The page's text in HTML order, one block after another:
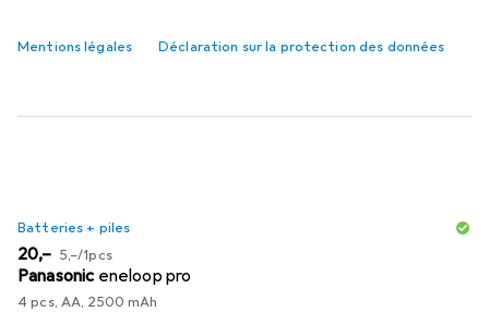
Mentions légales Déclaration sur la protection des données
Batteries + piles
EUR
20,– EUR
5,–/1pcs
Panasonic eneloop pro
4 pcs, AA, 2500 mAh